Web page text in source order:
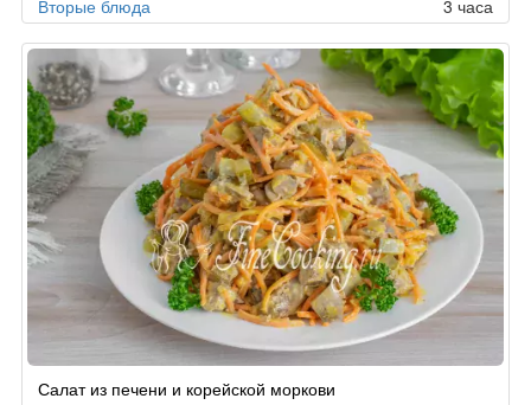
Вторые блюда 3 часа
Салат из печени и корейской моркови